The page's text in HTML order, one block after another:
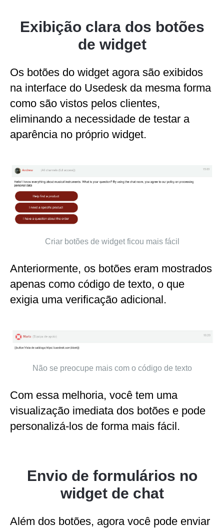
Exibição clara dos botões
de widget
Os botões do widget agora são exibidos
na interface do Usedesk da mesma forma
como são vistos pelos clientes,
eliminando a necessidade de testar a
aparência no próprio widget.
Criar botões de widget ficou mais fácil
Anteriormente, os botões eram mostrados
apenas como código de texto, o que
exigia uma verificação adicional.
Não se preocupe mais com o código de texto
Com essa melhoria, você tem uma
visualização imediata dos botões e pode
personalizá-los de forma mais fácil.
Envio de formulários no
widget de chat
Além dos botões, agora você pode enviar